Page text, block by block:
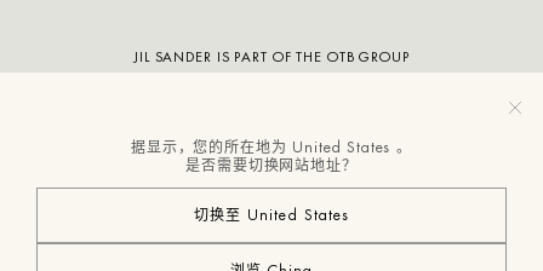
JIL SANDER IS PART OF THE OTB GROUP
据显示，您的所在地为 United States 。
是否需要切换网站地址？
切换至 United States